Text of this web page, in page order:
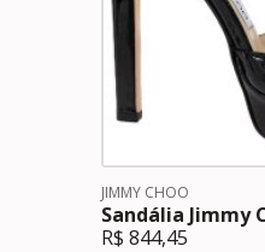
JIMMY CHOO
Sandália Jimmy
R$ 844,45